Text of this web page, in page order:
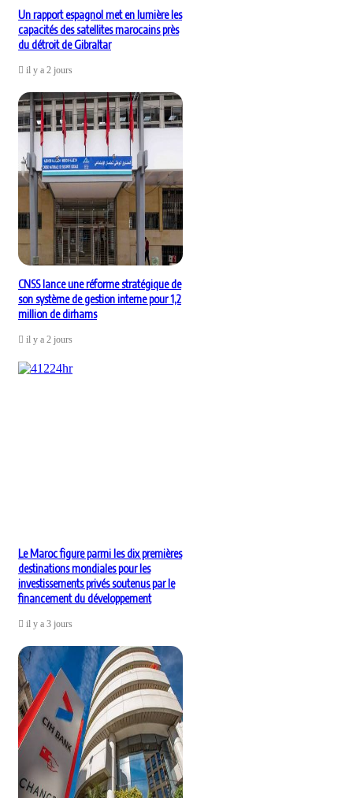
Un rapport espagnol met en lumière les
capacités des satellites marocains près
du détroit de Gibraltar
il y a 2 jours
CNSS lance une réforme stratégique de
son système de gestion interne pour 1,2
million de dirhams
il y a 2 jours
Le Maroc figure parmi les dix premières
destinations mondiales pour les
investissements privés soutenus par le
financement du développement
il y a 3 jours